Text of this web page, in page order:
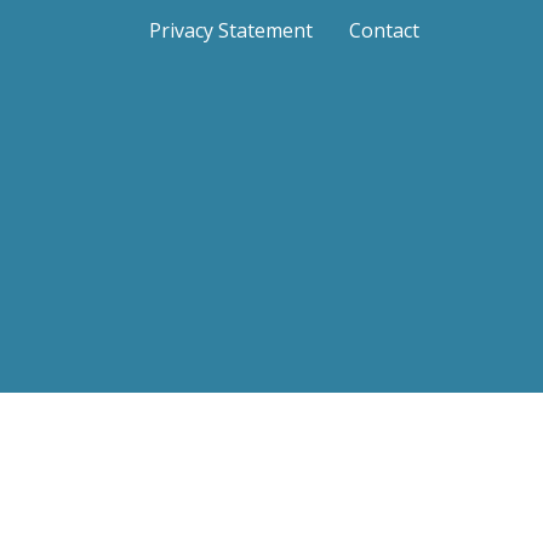
Privacy Statement Contact